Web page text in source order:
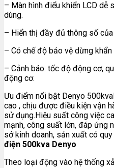
– Màn hình điểu khiển LCD dễ
dùng.
– Hiển thị đầy đủ thông số
– Có chế độ bảo vệ dừng
– Cảnh báo: tốc độ động cơ,
động cơ.
Ưu điểm nổi bật Denyo
cao , chịu được điều kiện vận
sử dụng.Hiệu suất công việc
mạnh, công suất lớn, đáp ứng
sở kinh doanh, sản xuất có quy
điện 500kva Denyo
Theo loại động vào hệ thống